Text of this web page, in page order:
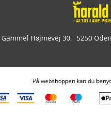
Gammel Højmevej 30 5250
På webshoppen kan du